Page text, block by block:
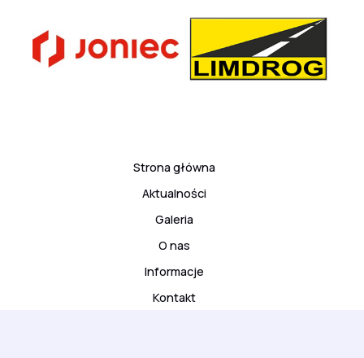
Strona główna
Aktualności
Galeria
O nas
Informacje
Kontakt